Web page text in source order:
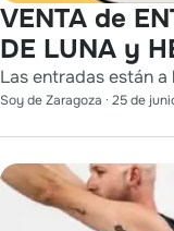
VENTA de
DE LUNA y
Las entradas están
Soy de Zaragoza · 25 de